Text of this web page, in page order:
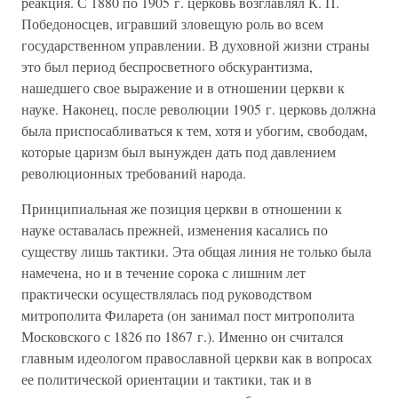
Победоносцев, игравший зловещую роль во всем
государственном управлении. В духовной жизни страны
это был период беспросветного обскурантизма,
нашедшего свое выражение и в отношении церкви к
науке. Наконец, после революции 1905 г. церковь должна
была приспосабливаться к тем, хотя и убогим, свободам,
которые царизм был вынужден дать под давлением
революционных требований народа.
Принципиальная же позиция церкви в отношении к
науке оставалась прежней, изменения касались по
существу лишь тактики. Эта общая линия не только была
намечена, но и в течение сорока с лишним лет
практически осуществлялась под руководством
митрополита Филарета (он занимал пост митрополита
Московского с 1826 по 1867 г.). Именно он считался
главным идеологом православной церкви как в вопросах
ее политической ориентации и тактики, так и в